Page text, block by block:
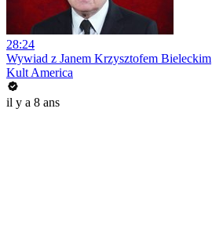
28:24
Wywiad z Janem Krzysztofem Bieleckim
Kult America
il y a 8 ans